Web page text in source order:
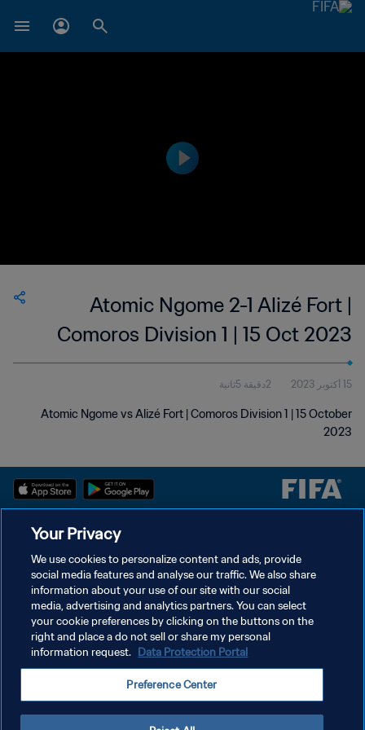
Atomic Ngome 2-1 Alizé Fort |
Comoros Division 1 | 15 Oct 2023
15 أكتوبر 2023 2دقيقة 5ثانية
Atomic Ngome vs Alizé Fort | Comoros Division 1 | 15 October
2023
شروط الخدمة
إدارة تفضيلات ملفات تعريف الارتباط
حقوق النشر والطبع والتأليف © ١٩٩٤ - ٢٠٢٦ FIFA. جميع الحقوق محفوظة.
Your Privacy
We use cookies to personalize content and ads, provide
social media features and analyse our traffic. We also share
information about your use of our site with our social
media, advertising and analytics partners. You can select
your cookie preferences by clicking on the buttons on the
right and place a do not sell or share my personal
information request. Data Protection Portal
Preference Center